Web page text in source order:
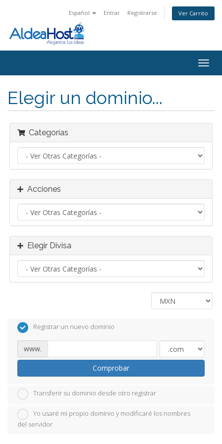
Español Entrar Registrarse Ver Carrito
Elegir un dominio...
Categorías
Acciones
Elegir Divisa
Registrar un nuevo dominio
www.
Comprobar
Transferir su dominio desde otro registrar
Yo usaré mi propio dominio y modificaré los nombres
del servidor